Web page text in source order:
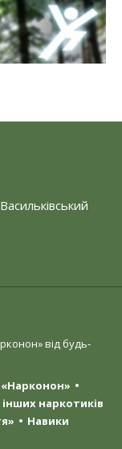
від будь-
«Нарконон»
інших наркотиків
Навики